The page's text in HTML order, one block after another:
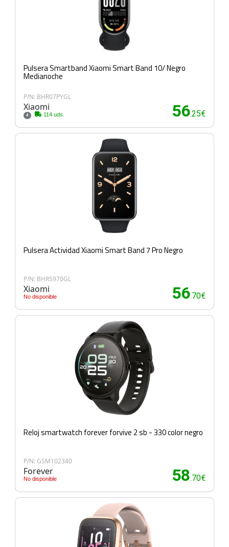
Pulsera Smartband Xiaomi Smart Band 10/ Negro
Medianoche
P/N: BHR07PYGL
Xiaomi
4 114 uds. 56.25€
Pulsera Actividad Xiaomi Smart Band 7 Pro Negro
P/N: BHR5970GL
Xiaomi
No disponible 56.70€
Reloj smartwatch forever forvive 2 sb - 330 color negro
P/N: GSM102340
Forever
No disponible 58.70€